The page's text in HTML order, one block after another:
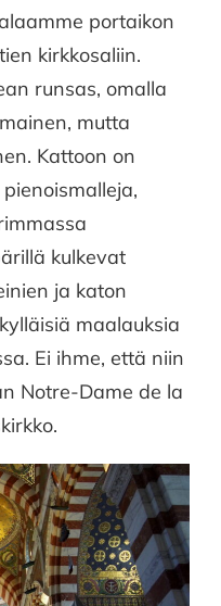
portaikon
kirkkosaliin.
runsas, omalla
mutta
Kattoon on
kulkevat
ja katon
maalauksia
Ei ihme, että niin
Notre-Dame de la